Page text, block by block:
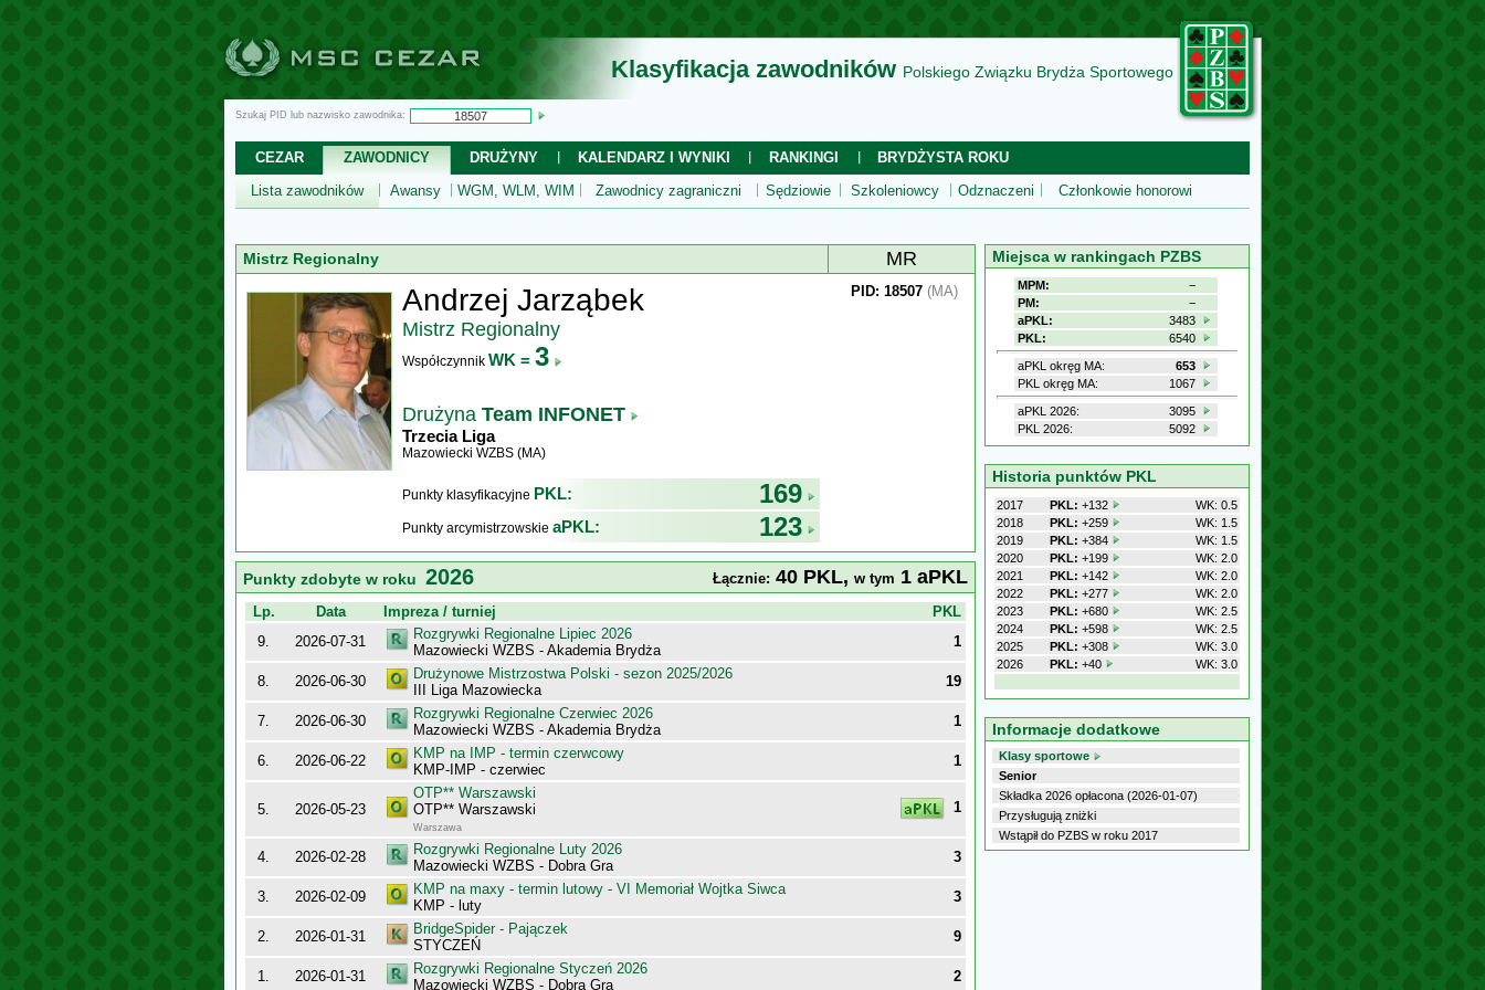
Klasyfikacja zawodników Polskiego Związku Brydża Sportowego
Szukaj PID lub nazwisko zawodnika:
CEZAR ZAWODNICY DRUŻYNY KALENDARZ I WYNIKI RANKINGI
BRYDŻYSTA ROKU
Lista zawodników
Awansy WGM, WLM, WIM Zawodnicy zagraniczni Sędziowie Szkoleniowcy Odznaczeni Członkowie honorowi
Mistrz Regionalny MR
Andrzej Jarząbek
Mistrz Regionalny
Współczynnik WK = 3
Drużyna Team INFONET
Trzecia Liga
Mazowiecki WZBS (MA)
Punkty klasyfikacyjne PKL: 169
Punkty arcymistrzowskie aPKL: 123
PID: 18507 (MA)
Punkty zdobyte w roku 2026 Łącznie: 40 PKL, w tym 1 aPKL
Lp. Data Impreza / turniej
PKL
9.
2026-07-31
Rozgrywki Regionalne Lipiec 2026
Mazowiecki WZBS - Akademia Brydża
1
8. 2026-06-30
Drużynowe Mistrzostwa Polski - sezon 2025/2026
III Liga Mazowiecka
19
7. 2026-06-30
Rozgrywki Regionalne Czerwiec 2026
Mazowiecki WZBS - Akademia Brydża
1
6. 2026-06-22
KMP na IMP - termin czerwcowy
KMP-IMP - czerwiec
1
5. 2026-05-23
OTP** Warszawski
OTP** Warszawski
Warszawa
1
4. 2026-02-28
Rozgrywki Regionalne Luty 2026
Mazowiecki WZBS - Dobra Gra
3
3. 2026-02-09
KMP na maxy - termin lutowy - VI Memoriał Wojtka Siwca
KMP - luty
3
2. 2026-01-31
BridgeSpider - Pajączek
STYCZEŃ
9
1. 2026-01-31
Rozgrywki Regionalne Styczeń 2026
Mazowiecki WZBS - Dobra Gra
2
Miejsca w rankingach PZBS
MPM:
−
PM:
−
aPKL:
3483
PKL:
6540
aPKL okręg MA:
653
PKL okręg MA:
1067
aPKL 2026:
3095
PKL 2026:
5092
Historia punktów PKL
2017 PKL: +132
WK: 0.5
2018
PKL: +259
WK: 1.5
2019
PKL: +384
WK: 1.5
2020
PKL: +199
WK: 2.0
2021
PKL: +142
WK: 2.0
2022
PKL: +277
WK: 2.0
2023
PKL: +680
WK: 2.5
2024
PKL: +598
WK: 2.5
2025
PKL: +308
WK: 3.0
2026
PKL: +40 WK: 3.0
Informacje dodatkowe
Klasy sportowe
Senior
Składka 2026 opłacona (2026-01-07)
Przysługują zniżki
Wstąpił do PZBS w roku 2017